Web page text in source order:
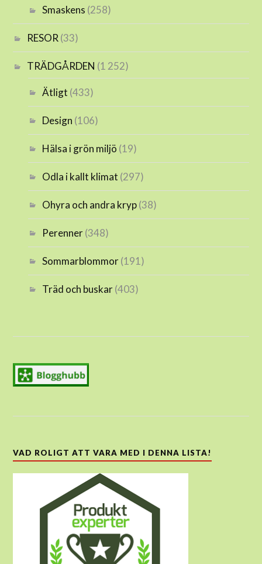
Smaskens (258)
RESOR (33)
TRÄDGÅRDEN (1 252)
Ätligt (433)
Design (106)
Hälsa i grön miljö (19)
Odla i kallt klimat (297)
Ohyra och andra kryp(38)
Perenner(348)
Sommarblommor(191)
Träd och buskar(403)
VAD ROLIGT ATT VARA MED I DENNA LISTA!